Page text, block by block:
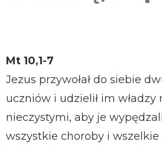
Mt 10,1-7
Jezus przywołał do siebie
uczniów i udzielił im władzy
nieczystymi, aby je
wszystkie choroby i wszelkie